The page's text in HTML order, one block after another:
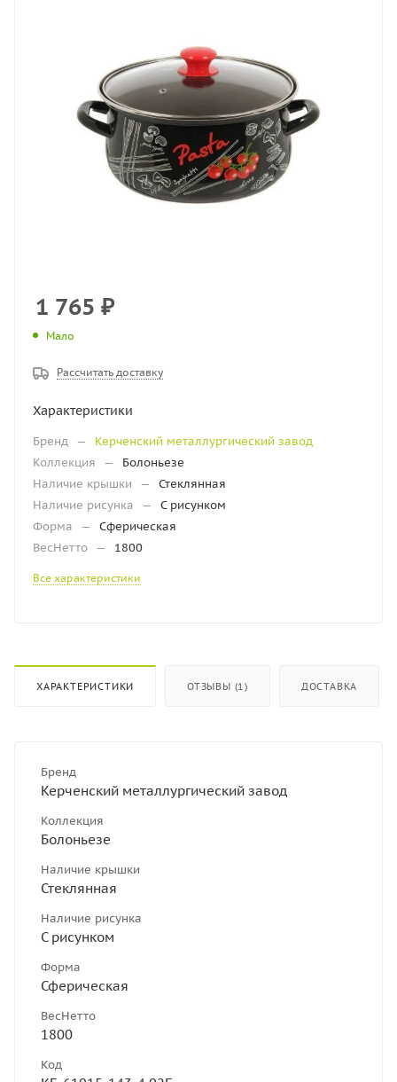
1 765 ₽
Мало
Рассчитать доставку
Характеристики
Бренд —
Керченский металлургический завод
Коллекция
—
Болоньезе
Наличие крышки
—
Стеклянная
Наличие рисунка
—
С рисунком
Форма
—
Сферическая
ВесНетто — 1800
Все характеристики
ХАРАКТЕРИСТИКИ ОТЗЫВЫ (1) ДОСТАВКА
Бренд
Керченский металлургический завод
Коллекция
Болоньезе
Наличие крышки
Стеклянная
Наличие рисунка
С рисунком
Форма
Сферическая
ВесНетто
1800
Код